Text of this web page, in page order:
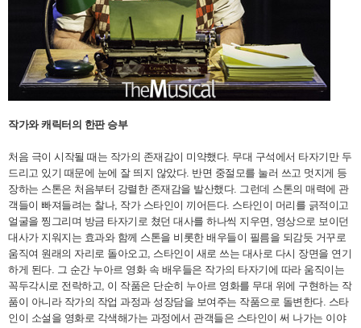
작가와 캐릭터의 한판 승부
처음 극이 시작될 때는 작가의 존재감이 미약했다. 무대 구석에서 타자기만 두
드리고 있기 때문에 눈에 잘 띄지 않았다. 반면 중절모를 눌러 쓰고 멋지게 등
장하는 스톤은 처음부터 강렬한 존재감을 발산했다. 그런데 스톤의 매력에 관
객들이 빠져들려는 찰나, 작가 스타인이 끼어든다. 스타인이 머리를 긁적이고
얼굴을 찡그리며 방금 타자기로 쳤던 대사를 하나씩 지우면, 영상으로 보이던
대사가 지워지는 효과와 함께 스톤을 비롯한 배우들이 필름을 되감듯 거꾸로
움직여 원래의 자리로 돌아오고, 스타인이 새로 쓰는 대사로 다시 장면을 연기
하게 된다. 그 순간 누아르 영화 속 배우들은 작가의 타자기에 따라 움직이는
꼭두각시로 전락하고, 이 작품은 단순히 누아르 영화를 무대 위에 구현하는 작
품이 아니라 작가의 작업 과정과 성장담을 보여주는 작품으로 돌변한다. 스타
인이 소설을 영화로 각색해가는 과정에서 관객들은 스타인이 써 나가는 이야